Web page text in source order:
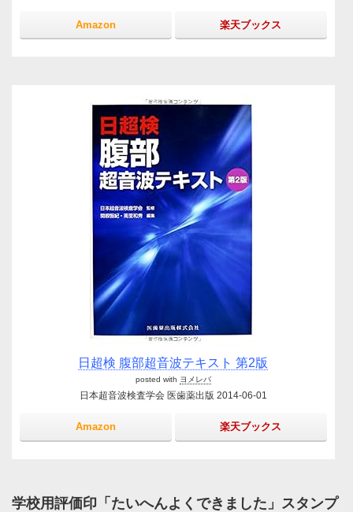
Amazon 楽天ブックス
日超検 腹部超音波テキスト 第2版
posted with ヨメレバ
日本超音波検査学会 医歯薬出版 2014-06-01
Amazon 楽天ブックス
学校用評価印「たいへんよくできました」スタンプ